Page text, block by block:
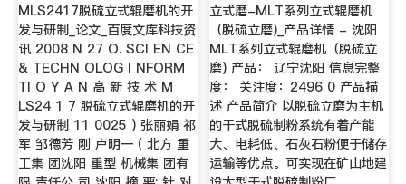
MLS2417脱硫立式辊磨机的开
发与研制_论文_百度文库科技资
讯 2008 N 27 O. SCI EN CE
& TECHN OLOG I NFORM
TI O Y A N 高 新 技 术 M
LS24 1 7 脱硫立式辊磨机的开
发与研制 11 0025 ) 张丽娟 祁
军 邹德芳 刚 卢明一 ( 北方 重
工集 团沈阳 重型 机械集 团有
立式磨-MLT系列立式辊磨机
（脱硫立磨)_产品详情 - 沈阳
MLT系列立式辊磨机（脱硫立
磨) 产品： 辽宁沈阳 信息完整
度： 关注度：2496 0 产品描
述 产品简介 以脱硫立磨为主机
的干式脱硫制粉系统有着产能
大、电耗低、石灰石粉便于储存
运输等优点。可实现在矿山地建